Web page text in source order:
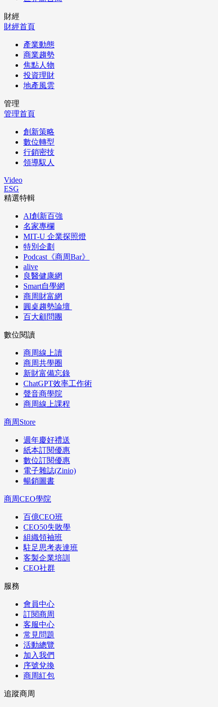
財經
財經首頁
產業動態
商業趨勢
焦點人物
投資理財
地產風雲
管理
管理首頁
創新策略
數位轉型
行銷密技
領導馭人
Video
ESG
精選特輯
AI創新百強
名家專欄
MIT-U 企業探照燈
特別企劃
Podcast《商周Bar》
alive
良醫健康網
Smart自學網
商周財富網
圓桌趨勢論壇
百大顧問團
數位閱讀
商周線上讀
商周共學圈
新財富備忘錄
ChatGPT效率工作術
聲音商學院
商周線上課程
商周Store
週年慶好禮送
紙本訂閱優惠
數位訂閱優惠
電子雜誌(Zinio)
暢銷圖書
商周CEO學院
百億CEO班
CEO50失敗學
組織領袖班
駐足思考表達班
客製企業培訓
CEO社群
服務
會員中心
訂閱商周
客服中心
常見問題
活動總覽
加入我們
序號兌換
商周紅包
追蹤商周